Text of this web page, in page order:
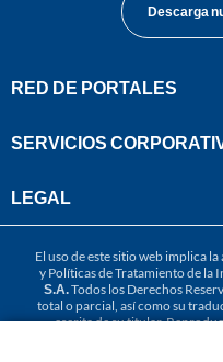
Descarga
RED DE PORTALES
SERVICIOS
LEGAL
El uso de este sitio web implica
y Políticas de Tratamiento de la
S.A.Todos los Derechos
total o parcial, así como su
escrita de su titular.